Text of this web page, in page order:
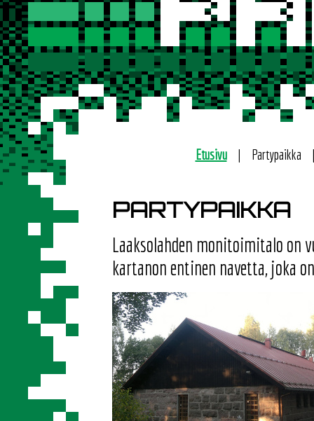
Etusivu Partypaikka
PARTYPAIKKA
Laaksolahden monitoimitalo on
kartanon entinen navetta, joka